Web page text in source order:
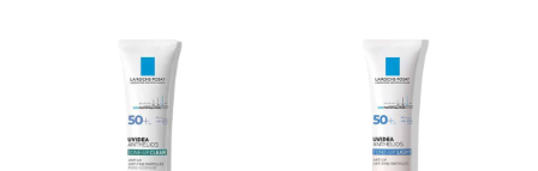
・肌に異常があるとき、または肌に合わないときは、
ご使用をおやめください。
・傷やはれもの、しっしん等、異常のある部位にはお